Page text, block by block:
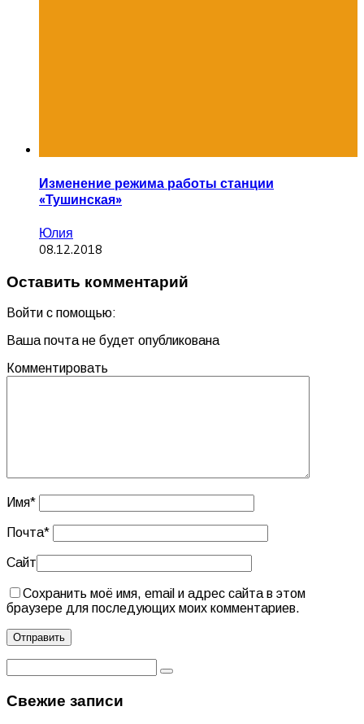
Изменение режима работы станции
«Тушинская»
Юлия
08.12.2018
Оставить комментарий
Войти с помощью:
Ваша почта не будет опубликована
Комментировать
Имя*
Почта*
Сайт
Сохранить моё имя, email и адрес сайта в этом
браузере для последующих моих комментариев.
Свежие записи